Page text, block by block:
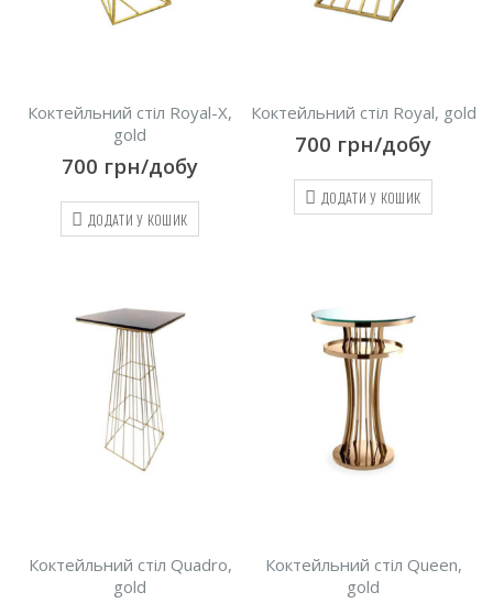
Коктейльний стіл Royal-X,
gold
700 грн/добу
ДОДАТИ У КОШИК
Коктейльний стіл Royal, gold
700 грн/добу
ДОДАТИ У КОШИК
Коктейльний стіл Quadro,
gold
Коктейльний стіл Queen,
gold